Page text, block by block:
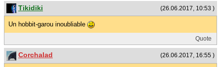
(26.06.2017, 10:53 )
Tikidiki
Un hobbit-garou inoubliable
Quote
(26.06.2017, 16:55 )
Corchalad